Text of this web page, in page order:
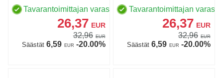
Tavarantoimittajan varastossa
26,37 EUR
32,96 EUR
Säästät6,59 EUR -20.00%
Tavarantoimittajan
26,37 EUR
32,96 EUR
Säästät6,59 EUR -20.00%